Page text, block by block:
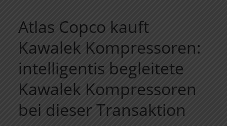
Atlas Copco kauft
Kawalek Kompressoren:
intelligentis begleitete
Kawalek Kompressoren
bei dieser Transaktion